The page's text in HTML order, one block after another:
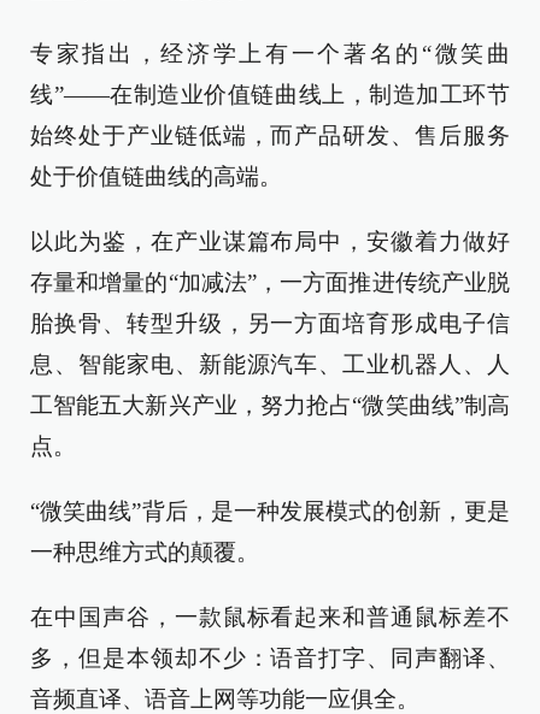
专家指出，经济学上有一个著名的“微笑曲
线”——在制造业价值链曲线上，制造加工环节
始终处于产业链低端，而产品研发、售后服务
处于价值链曲线的高端。
以此为鉴，在产业谋篇布局中，安徽着力做好
存量和增量的“加减法”，一方面推进传统产业脱
胎换骨、转型升级，另一方面培育形成电子信
息、智能家电、新能源汽车、工业机器人、人
工智能五大新兴产业，努力抢占“微笑曲线”制高
点。
“微笑曲线”背后，是一种发展模式的创新，更是
一种思维方式的颠覆。
在中国声谷，一款鼠标看起来和普通鼠标差不
多，但是本领却不少：语音打字、同声翻译、
音频直译、语音上网等功能一应俱全。